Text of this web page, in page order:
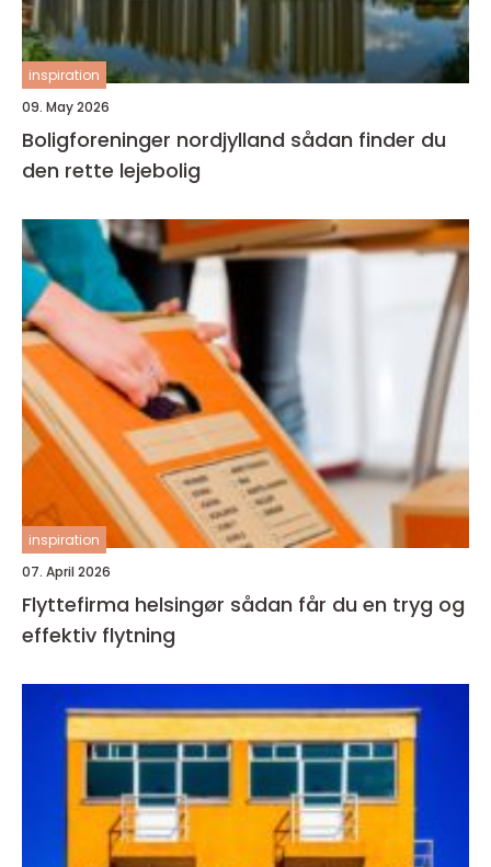
inspiration
09. May 2026
Boligforeninger nordjylland sådan finder du
den rette lejebolig
inspiration
07. April 2026
Flyttefirma helsingør sådan får du en tryg og
effektiv flytning